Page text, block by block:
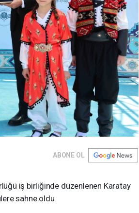
ABONE OL
iş birliğinde düzenlenen Karatay
sahne oldu.